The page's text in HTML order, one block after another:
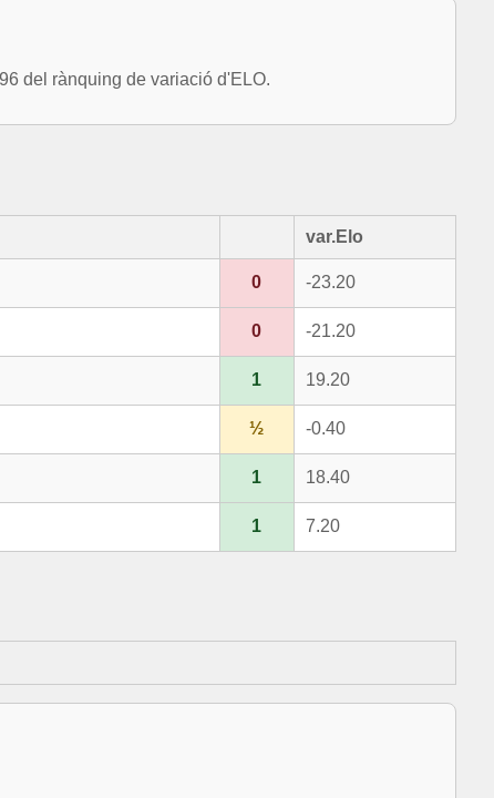
del rànquing de variació d'ELO.
var.Elo
0 -23.20
0 -21.20
1 19.20
½ -0.40
1 18.40
1 7.20